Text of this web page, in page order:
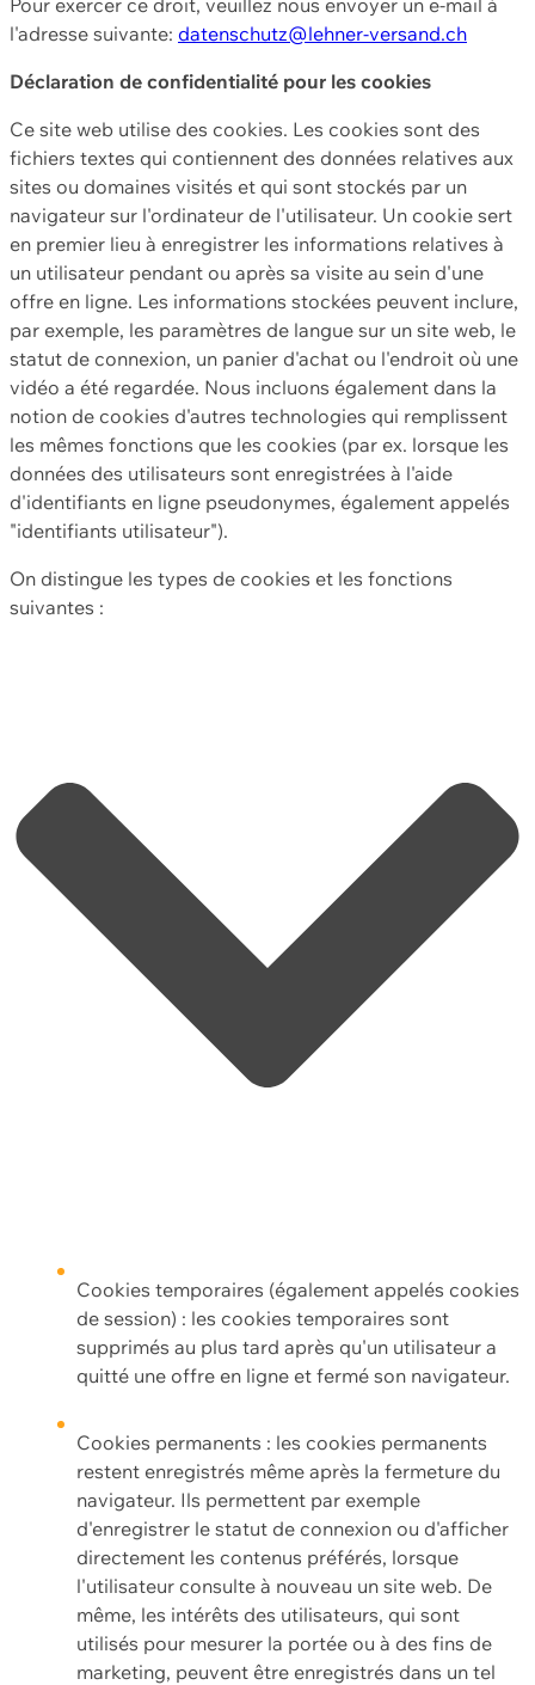
l'adresse suivante: datenschutz@lehner-versand.ch
Déclaration de confidentialité pour les cookies
Ce site web utilise des cookies. Les cookies sont des
fichiers textes qui contiennent des données relatives aux
sites ou domaines visités et qui sont stockés par un
navigateur sur l'ordinateur de l'utilisateur. Un cookie sert
en premier lieu à enregistrer les informations relatives à
un utilisateur pendant ou après sa visite au sein d'une
offre en ligne. Les informations stockées peuvent inclure,
par exemple, les paramètres de langue sur un site web, le
statut de connexion, un panier d'achat ou l'endroit où une
vidéo a été regardée. Nous incluons également dans la
notion de cookies d'autres technologies qui remplissent
les mêmes fonctions que les cookies (par ex. lorsque les
données des utilisateurs sont enregistrées à l'aide
d'identifiants en ligne pseudonymes, également appelés
"identifiants utilisateur").
On distingue les types de cookies et les fonctions
suivantes :
Cookies temporaires (également appelés cookies
de session) : les cookies temporaires sont
supprimés au plus tard après qu'un utilisateur a
quitté une offre en ligne et fermé son navigateur.
Cookies permanents : les cookies permanents
restent enregistrés même après la fermeture du
navigateur. Ils permettent par exemple
d'enregistrer le statut de connexion ou d'afficher
directement les contenus préférés, lorsque
l'utilisateur consulte à nouveau un site web. De
même, les intérêts des utilisateurs, qui sont
utilisés pour mesurer la portée ou à des fins de
marketing, peuvent être enregistrés dans un tel